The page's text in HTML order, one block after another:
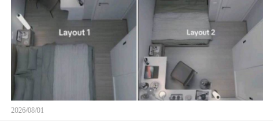
2026/08/01